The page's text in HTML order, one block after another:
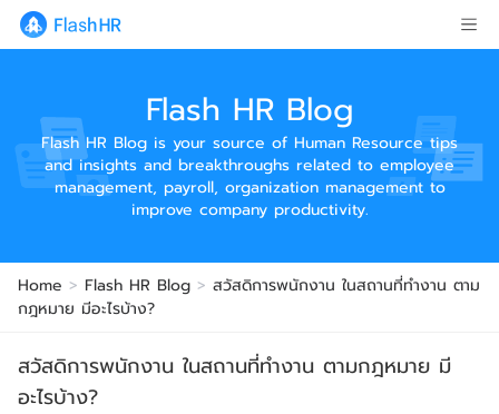
Flash HR Blog
Flash HR Blog is your source of Human Resource tips
and insights and breakthroughs related to employee
management, payroll, organization management to
improve company productivity.
Home > Flash HR Blog > สวัสดิการพนักงาน ในสถานที่ทำงาน ตาม
กฎหมาย มีอะไรบ้าง?
สวัสดิการพนักงาน ในสถานที่ทำงาน ตามกฎหมาย มี
อะไรบ้าง?